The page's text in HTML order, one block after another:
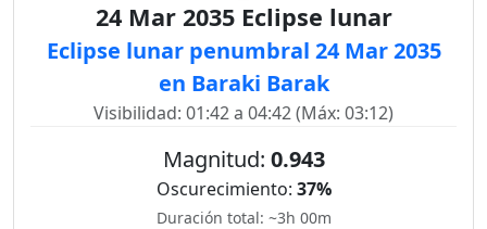
24 Mar 2035 Eclipse lunar
Eclipse lunar penumbral 24 Mar 2035
en Baraki Barak
Visibilidad: 01:42 a 04:42 (Máx: 03:12)
Magnitud: 0.943
Oscurecimiento: 37%
Duración total: ~3h 00m